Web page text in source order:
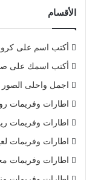
الأقسام
أكتب اسم على
أكتب اسمك على
اجمل واحلى
اطارات وفريمات
اطارات وفريمات
اطارات وفريمات
اطارات وفريمات